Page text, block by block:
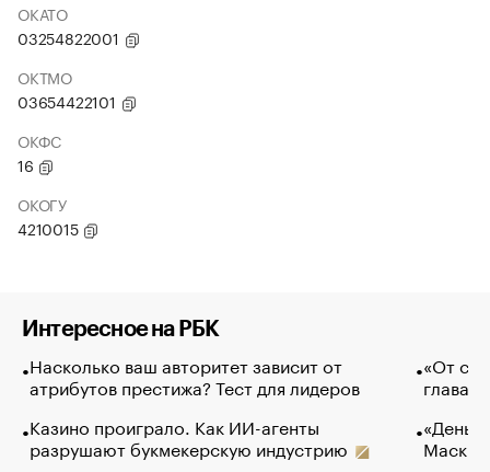
ОКАТО
03254822001
ОКТМО
03654422101
ОКФС
16
ОКОГУ
4210015
Интересное на РБК
Насколько ваш авторитет зависит от
атрибутов престижа? Тест для лидеров
Казино проиграло. Как ИИ-агенты
разрушают букмекерскую индустрию
«От
глава
Маск в